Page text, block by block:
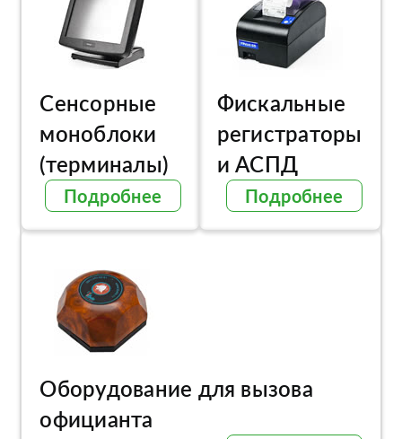
Сенсорные
моноблоки
(терминалы)
Подробнее
Фискальные
регистраторы
и АСПД
Подробнее
Оборудование для вызова
официанта